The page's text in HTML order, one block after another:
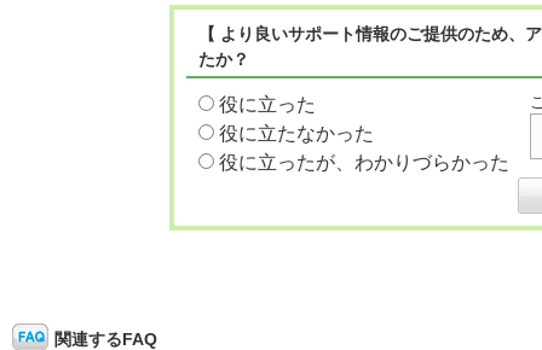
【 より良いサポート情報のご提供のため
たか？
役に立った
役に立たなかった
役に立ったが、わかりづらかった
関連するFAQ